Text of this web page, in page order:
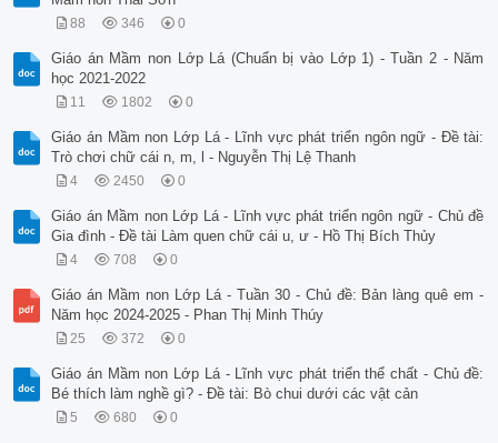
88 346 0
Giáo án Mầm non Lớp Lá (Chuẩn bị vào Lớp 1) - Tuần 2 - Năm
học 2021-2022
11 1802 0
Giáo án Mầm non Lớp Lá - Lĩnh vực phát triển ngôn ngữ - Đề tài:
Trò chơi chữ cái n, m, l - Nguyễn Thị Lệ Thanh
4 2450 0
Giáo án Mầm non Lớp Lá - Lĩnh vực phát triển ngôn ngữ - Chủ đề
Gia đình - Đề tài Làm quen chữ cái u, ư - Hồ Thị Bích Thủy
4 708 0
Giáo án Mầm non Lớp Lá - Tuần 30 - Chủ đề: Bản làng quê em -
Năm học 2024-2025 - Phan Thị Minh Thúy
25 372 0
Giáo án Mầm non Lớp Lá - Lĩnh vực phát triển thể chất - Chủ đề:
Bé thích làm nghề gì? - Đề tài: Bò chui dưới các vật cản
5 680 0